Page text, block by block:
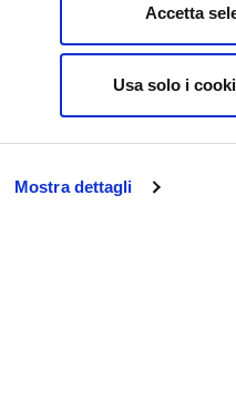
Mostra dettagli
Accetta
Usa solo i